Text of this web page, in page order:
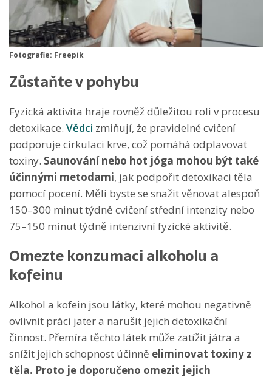
Fotografie: Freepik
Zůstaňte v pohybu
Fyzická aktivita hraje rovněž důležitou roli v procesu
detoxikace. Vědci zmiňují, že pravidelné cvičení
podporuje cirkulaci krve, což pomáhá odplavovat
toxiny. Saunování nebo hot jóga mohou být také
účinnými metodami, jak podpořit detoxikaci těla
pomocí pocení. Měli byste se snažit věnovat alespoň
150–300 minut týdně cvičení střední intenzity nebo
75–150 minut týdně intenzivní fyzické aktivitě.
Omezte konzumaci alkoholu a
kofeinu
Alkohol a kofein jsou látky, které mohou negativně
ovlivnit práci jater a narušit jejich detoxikační
činnost. Přemíra těchto látek může zatížit játra a
snížit jejich schopnost účinně eliminovat toxiny z
těla. Proto je doporučeno omezit jejich